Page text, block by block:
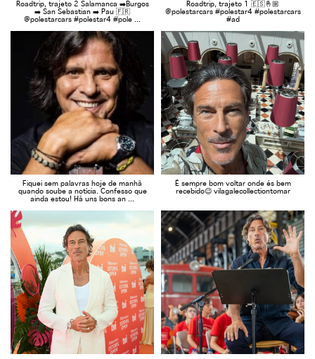
Roadtrip, trajeto 2 Salamanca ➡️Burgos
➡️ San Sebastian ➡️ Pau 🇫🇷
@polestarcars #polestar4 #pole ...
Roadtrip, trajeto 1 🇪🇸🤞🏼
@polestarcars #polestar4 #polestarcars
#ad
Fiquei sem palavras hoje de manhã
quando soube a notícia. Confesso que
ainda estou! Há uns bons an ...
É sempre bom voltar onde és bem
recebido😉 vilagalecollectiontomar